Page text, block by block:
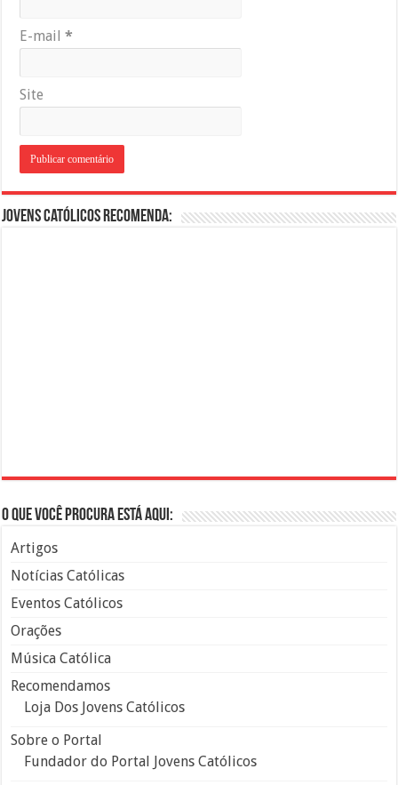
E-mail*
Site
Jovens Católicos Recomenda:
O que você procura está aqui:
Artigos
Notícias Católicas
Eventos Católicos
Orações
Música Católica
Recomendamos
Loja Dos Jovens Católicos
Sobre o Portal
Fundador do Portal Jovens Católicos